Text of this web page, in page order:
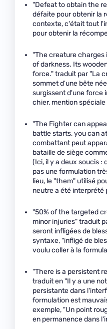
"Defeat to obtain the
défaite pour obtenir la
contexte, c'était tout
pour obtenir la
"The creature charges
of darkness. Its
force." traduit par "La
sommet d'une bête
surgissent d'une force
chier, mention spéciale
"The Fighter can
battle starts, you can
combattant peut
bataille de siège
(Ici, il y a deux soucis :
pas une formulation
lieu, le "them" utilisé
neutre a été interprété
"50% of the targeted
minor injuries" traduit
seront infligées de
syntaxe, "infligé de
voulu coller à la
"There is a persistent
traduit en "Il y a une
persistante dans
formulation est
exemple, "Un point
en permanence dans